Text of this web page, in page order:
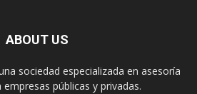
ABOUT US
sociedad especializada en asesoría
públicas y privadas.